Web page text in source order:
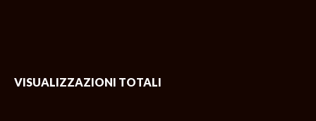
VISUALIZZAZIONI TOTALI